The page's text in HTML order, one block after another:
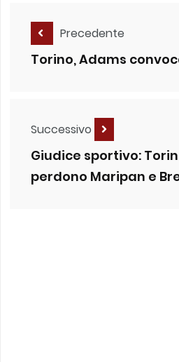
Precedente
Torino, Adams
Successivo
Giudice sportivo:
perdono Maripan e